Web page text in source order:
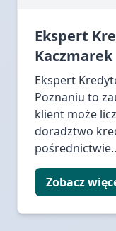
Ekspert
Kaczmarek
Ekspert
Poznaniu to
klient może
doradztwo
Zobacz